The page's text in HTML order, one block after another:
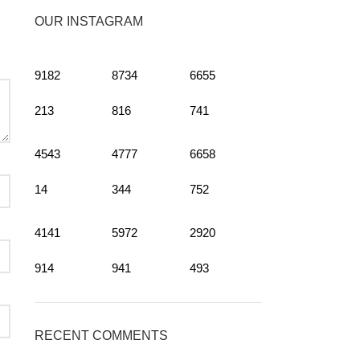
OUR INSTAGRAM
9182
213
8734
816
6655
741
4543
14
4777
344
6658
752
4141
914
5972
941
2920
493
RECENT COMMENTS